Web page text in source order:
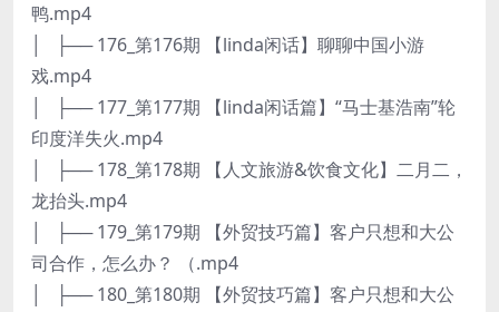
鸭.mp4
│ ├── 176_第176期 【linda闲话】聊聊中国小游
戏.mp4
│ ├── 177_第177期 【linda闲话篇】“马士基浩南”轮
印度洋失火.mp4
│ ├── 178_第178期 【人文旅游&饮食文化】二月二，
龙抬头.mp4
│ ├── 179_第179期 【外贸技巧篇】客户只想和大公
司合作，怎么办？ （.mp4
│ ├── 180_第180期 【外贸技巧篇】客户只想和大公